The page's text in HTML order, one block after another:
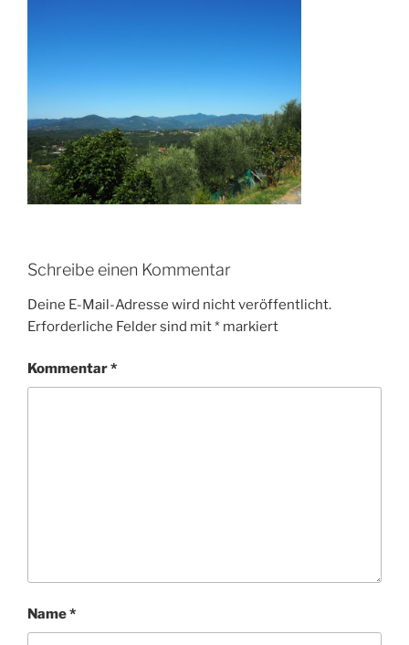
Schreibe einen Kommentar
Deine E-Mail-Adresse wird nicht veröffentlicht.
Erforderliche Felder sind mit* markiert
Kommentar*
Name*